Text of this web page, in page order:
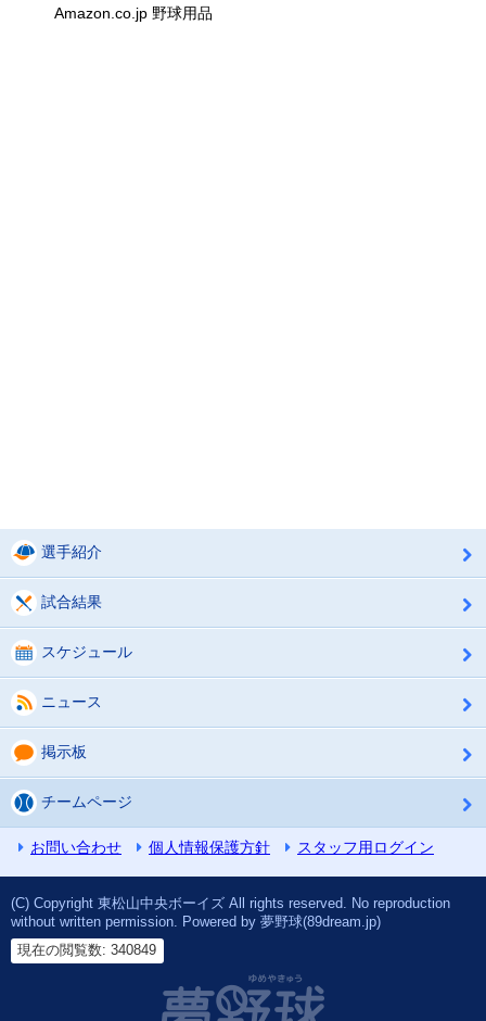
Amazon.co.jp 野球用品
選手紹介
試合結果
スケジュール
ニュース
掲示板
チームページ
お問い合わせ 個人情報保護方針 スタッフ用ログイン
(C) Copyright 東松山中央ボーイズ All rights reserved. No reproduction
without written permission. Powered by 夢野球(89dream.jp)
現在の閲覧数: 340849